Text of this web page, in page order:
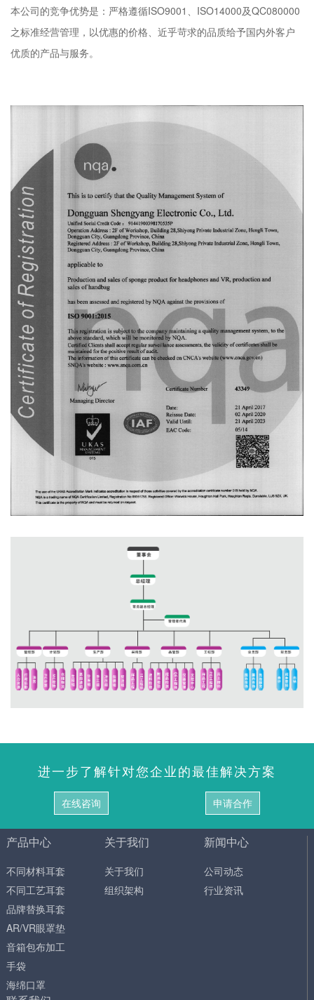
本公司的竞争优势是：严格遵循ISO9001、ISO14000及QC080000
之标准经营管理，以优惠的价格、近乎苛求的品质给予国内外客户
优质的产品与服务。
进一步了解针对您企业的最佳解决方案
在线咨询 申请合作
产品中心
不同材料耳套
不同工艺耳套
品牌替换耳套
AR/VR眼罩垫
音箱包布加工
手袋
海绵口罩
关于我们
关于我们
组织架构
新闻中心
公司动态
行业资讯